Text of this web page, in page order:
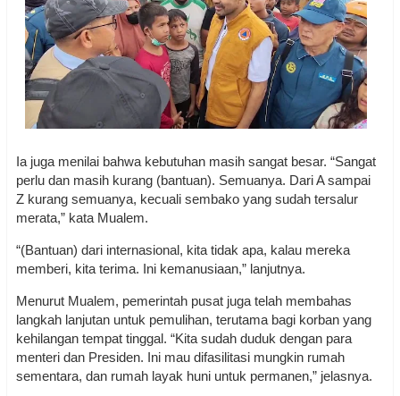
Ia juga menilai bahwa kebutuhan masih sangat besar. “Sangat
perlu dan masih kurang (bantuan). Semuanya. Dari A sampai
Z kurang semuanya, kecuali sembako yang sudah tersalur
merata,” kata Mualem.
“(Bantuan) dari internasional, kita tidak apa, kalau mereka
memberi, kita terima. Ini kemanusiaan,” lanjutnya.
Menurut Mualem, pemerintah pusat juga telah membahas
langkah lanjutan untuk pemulihan, terutama bagi korban yang
kehilangan tempat tinggal. “Kita sudah duduk dengan para
menteri dan Presiden. Ini mau difasilitasi mungkin rumah
sementara, dan rumah layak huni untuk permanen,” jelasnya.